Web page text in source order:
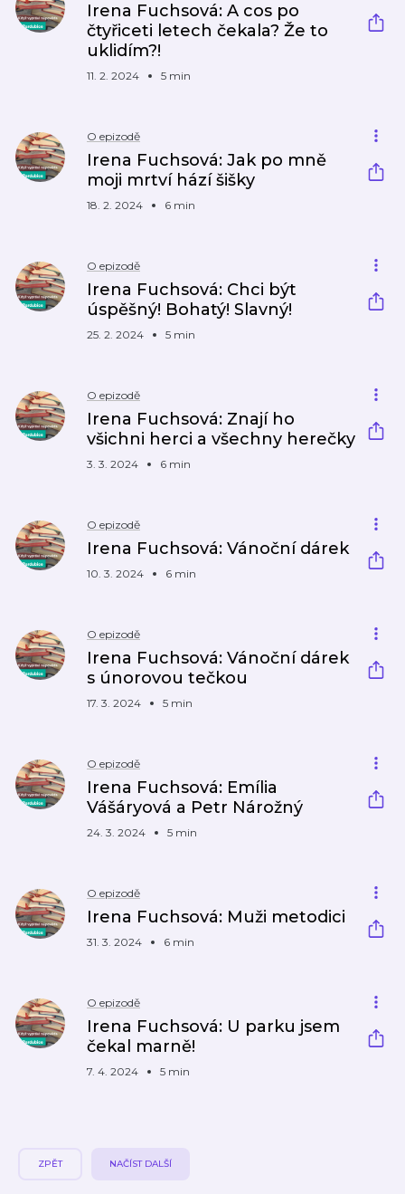
Irena Fuchsová: A cos po
čtyřiceti letech čekala? Že to
uklidím?!
11. 2. 2024 5 min
O epizodě
Irena Fuchsová: Jak po mně
moji mrtví hází šišky
18. 2. 2024 6 min
O epizodě
Irena Fuchsová: Chci být
úspěšný! Bohatý! Slavný!
25. 2. 2024 5 min
O epizodě
Irena Fuchsová: Znají ho
všichni herci a všechny herečky
3. 3. 2024 6 min
O epizodě
Irena Fuchsová: Vánoční dárek
10. 3. 2024 6 min
O epizodě
Irena Fuchsová: Vánoční dárek
s únorovou tečkou
17. 3. 2024 5 min
O epizodě
Irena Fuchsová: Emília
Vášáryová a Petr Nárožný
24. 3. 2024 5 min
O epizodě
Irena Fuchsová: Muži metodici
31. 3. 2024 6 min
O epizodě
Irena Fuchsová: U parku jsem
čekal marně!
7. 4. 2024 5 min
ZPĚT NAČÍST DALŠÍ